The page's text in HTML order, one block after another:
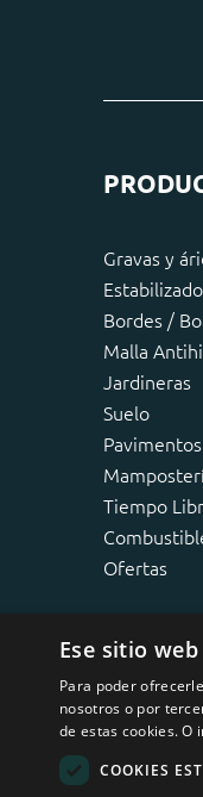
Gravas y
Bordes /
Malla
Jardineras
Suelo
Pavimentos
Tiempo
Ofertas
Ese sitio
Para poder
nosotros o por
de estas cookies. O
COOKIES